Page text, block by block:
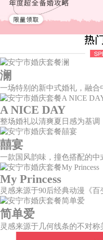
澜
A NICE DAY
囍宴
My Princess
简单爱